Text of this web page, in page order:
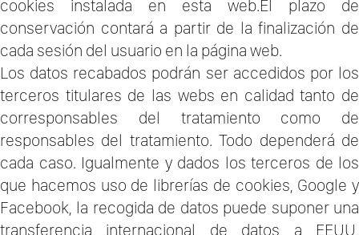
cookies instalada en esta web.El plazo de
conservación contará a partir de la finalización de
cada sesión del usuario en la página web.
Los datos recabados podrán ser accedidos por los
terceros titulares de las webs en calidad tanto de
corresponsables del tratamiento como de
responsables del tratamiento. Todo dependerá de
cada caso. Igualmente y dados los terceros de los
que hacemos uso de librerías de cookies, Google y
Facebook, la recogida de datos puede suponer una
transferencia internacional de datos a EEUU,